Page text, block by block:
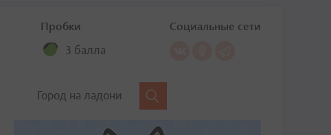
Пробки
3 балла
Социальные сети
Город на ладони